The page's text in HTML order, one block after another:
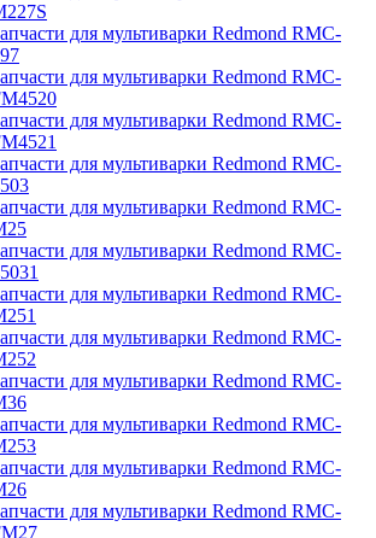
для мультиварки Redmond RMC-
для мультиварки Redmond RMC-
для мультиварки Redmond RMC-
для мультиварки Redmond RMC-
для мультиварки Redmond RMC-
для мультиварки Redmond RMC-
для мультиварки Redmond RMC-
для мультиварки Redmond RMC-
для мультиварки Redmond RMC-
для мультиварки Redmond RMC-
для мультиварки Redmond RMC-
для мультиварки Redmond RMC-